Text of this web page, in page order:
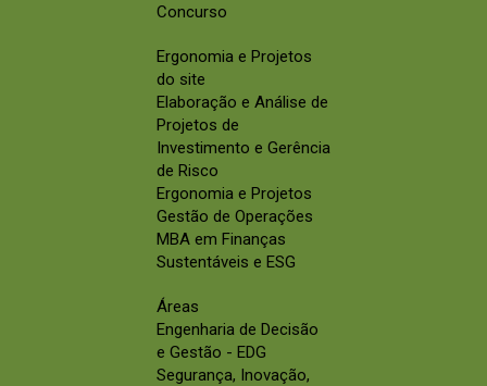
Concurso
Ergonomia e Projetos
do site
Elaboração e Análise de
Projetos de
Investimento e Gerência
de Risco
Ergonomia e Projetos
Gestão de Operações
MBA em Finanças
Sustentáveis e ESG
Áreas
Engenharia de Decisão
e Gestão - EDG
Segurança, Inovação,